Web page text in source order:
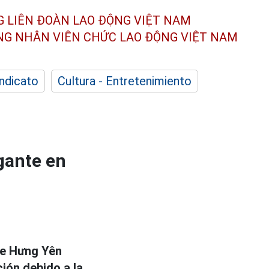
LIÊN ĐOÀN LAO ĐỘNG VIỆT NAM
NHÂN VIÊN CHỨC LAO ĐỘNG VIỆT NAM
Cultura - Entretenimiento
en
Hưng Yên